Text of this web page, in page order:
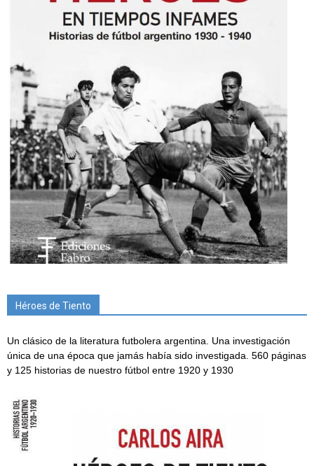
Héroes de Tiento
Un clásico de la literatura futbolera argentina. Una investigación
única de una época que jamás había sido investigada. 560 páginas
y 125 historias de nuestro fútbol entre 1920 y 1930